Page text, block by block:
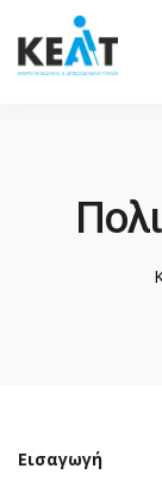
Εισαγωγή